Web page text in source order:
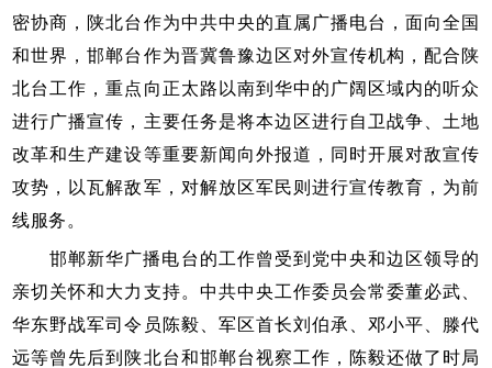
密协商，陕北台作为中共中央的直属广播电台，面向全国
和世界，邯郸台作为晋冀鲁豫边区对外宣传机构，配合陕
北台工作，重点向正太路以南到华中的广阔区域内的听众
进行广播宣传，主要任务是将本边区进行自卫战争、土地
改革和生产建设等重要新闻向外报道，同时开展对敌宣传
攻势，以瓦解敌军，对解放区军民则进行宣传教育，为前
线服务。
邯郸新华广播电台的工作曾受到党中央和边区领导的
亲切关怀和大力支持。中共中央工作委员会常委董必武、
华东野战军司令员陈毅、军区首长刘伯承、邓小平、滕代
远等曾先后到陕北台和邯郸台视察工作，陈毅还做了时局